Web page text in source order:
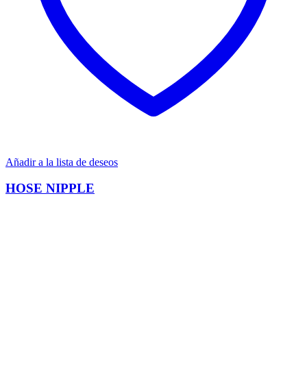
Añadir a la lista de deseos
HOSE NIPPLE